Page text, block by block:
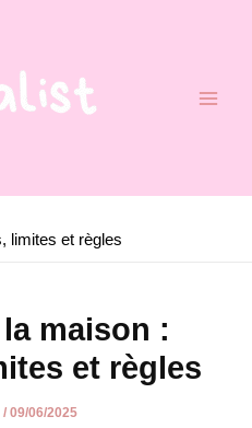
limites et règles
maison :
et règles
/ 09/06/2025